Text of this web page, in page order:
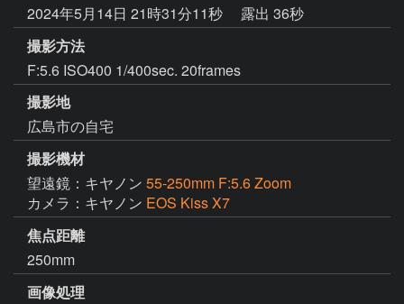
2024年5月14日 21時31分11秒
露出 36秒
撮影方法
F:5.6 ISO400 1/400sec. 20frames
撮影地
広島市の自宅
撮影機材
望遠鏡：キヤノン 55-250mm F:5.6 Zoom
カメラ：キヤノン EOS Kiss X7
焦点距離
250mm
画像処理